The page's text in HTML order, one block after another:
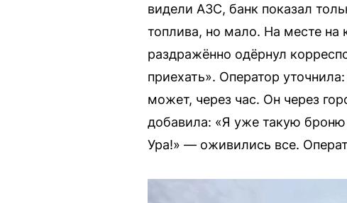
видели АЗС, банк показал
топлива, но мало. На месте на
раздражённо одёрнул
приехать». Оператор
может, через час. Он через
добавила: «Я уже такую броню
Ура!» — оживились все.